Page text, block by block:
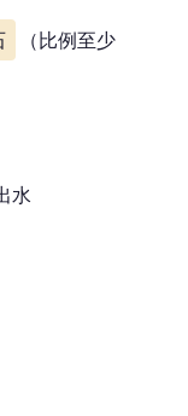
（比例至少
水